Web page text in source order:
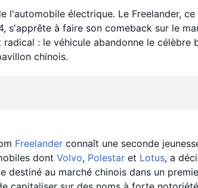
l'automobile électrique. Le Freelander,
s'apprête à faire son comeback sur le
: le véhicule abandonne le célèbre
chinois.
Freelander connaît une seconde
dont Volvo, Polestar et Lotus, a
destiné au marché chinois dans un